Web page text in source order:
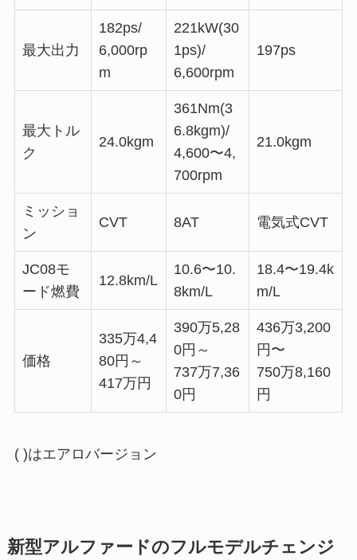
最大出力
182ps/
6,000rp
m
221kW(30
1ps)/
6,600rpm
197ps
最大トル
ク
24.0kgm
361Nm(3
6.8kgm)/
4,600〜4,
700rpm
21.0kgm
ミッショ
ン
CVT 8AT 電気式CVT
JC08モ
ード燃費
12.8km/L
10.6〜10.
8km/L
18.4〜19.4k
m/L
価格
335万4,4
80円～
417万円
390万5,28
0円～
737万7,36
0円
436万3,200
円〜
750万8,160
円
( )はエアロバージョン
新型アルファードのフルモデルチェンジ